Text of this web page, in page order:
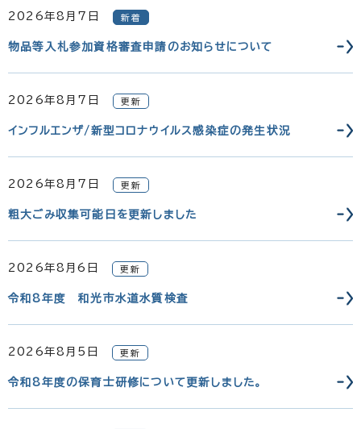
2026年8月7日 新着
物品等入札参加資格審査申請のお知らせについて
2026年8月7日 更新
インフルエンザ/新型コロナウイルス感染症の発生状況
2026年8月7日 更新
粗大ごみ収集可能日を更新しました
2026年8月6日 更新
令和8年度 和光市水道水質検査
2026年8月5日 更新
令和8年度の保育士研修について更新しました。